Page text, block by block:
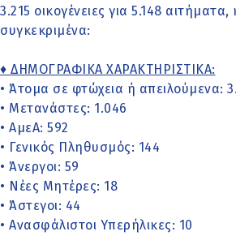
3.215 οικογένειες για 5.148 αιτήματα,
συγκεκριμένα:
♦ ΔΗΜΟΓΡΑΦΙΚΑ ΧΑΡΑΚΤΗΡΙΣΤΙΚΑ:
• Άτομα σε φτώχεια ή απειλούμενα:
• Μετανάστες: 1.046
• ΑμεΑ: 592
• Γενικός Πληθυσμός: 144
• Άνεργοι: 59
• Νέες Μητέρες: 18
• Άστεγοι: 44
• Ανασφάλιστοι Υπερήλικες: 10